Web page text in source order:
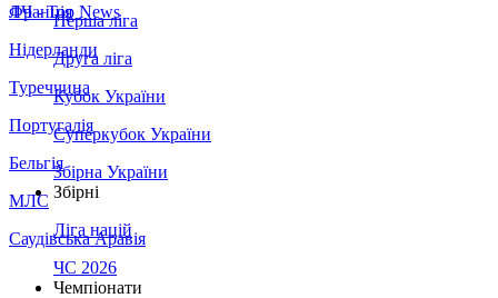
Франція
Нідерланди
Туреччина
Португалія
Бельгія
МЛС
Саудівська Аравія
ЛЧ - Top News
Перша ліга
Друга ліга
Кубок України
Суперкубок України
Збірна України
Збірні
Ліга націй
ЧС 2026
Чемпіонати